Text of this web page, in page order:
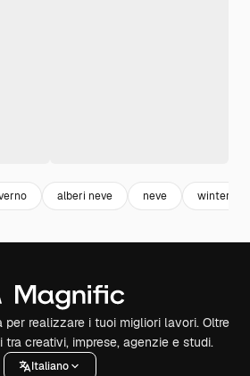
alberi neve neve winter
per realizzare i tuoi migliori lavori. Oltre
tra creativi, imprese, agenzie e studi.
Italiano